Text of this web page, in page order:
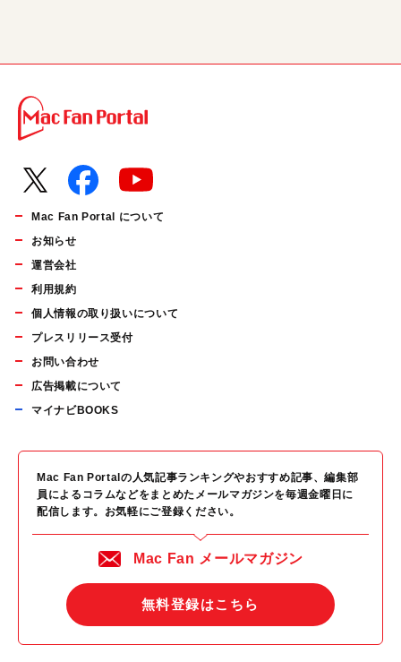
Mac Fan Portal について
お知らせ
運営会社
利用規約
個人情報の取り扱いについて
プレスリリース受付
お問い合わせ
広告掲載について
マイナビBOOKS
Mac Fan Portalの人気記事ランキングやおすすめ記事、編集部
員によるコラムなどをまとめたメールマガジンを毎週金曜日に
配信します。お気軽にご登録ください。
Mac Fan メールマガジン
無料登録はこちら